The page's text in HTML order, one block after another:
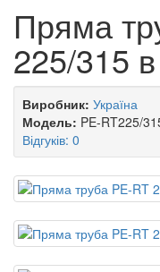
Пряма
225/315 в
Виробник: Україна
Модель: PE-RT225/
Відгуків: 0